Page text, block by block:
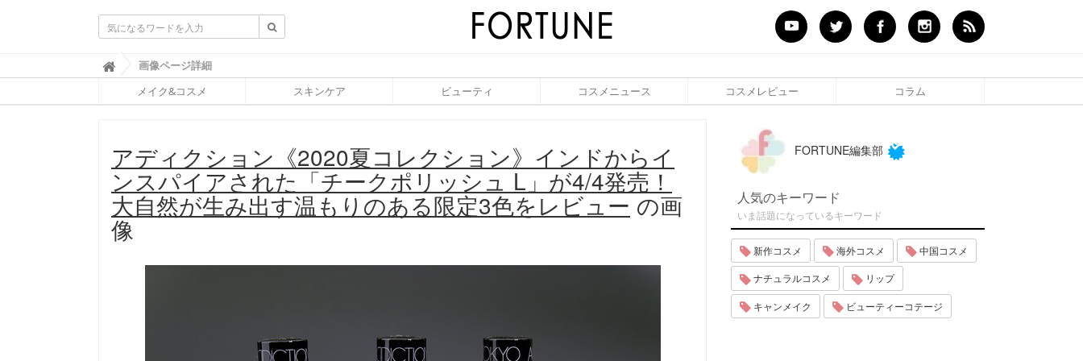
ふ
ぉ
ち
(
F
O
R
T
U
N
画像ページ詳細
メイク&コスメ スキンケア ビューティ コスメニュース コスメレビュー コラム
アディクション《2020夏コレクション》インドからイ
ンスパイアされた「チークポリッシュ L」が4/4発売！
大自然が生み出す温もりのある限定3色をレビュー の画
像
FORTUNE編集部
人気のキーワード
いま話題になっているキーワード
新作コスメ 海外コスメ 中国コスメ
ナチュラルコスメ リップ
キャンメイク ビューティーコテージ